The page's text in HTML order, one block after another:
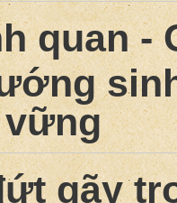
quan -
gãy